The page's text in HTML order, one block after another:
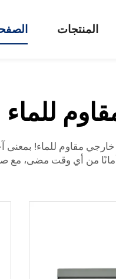
المنتجات
للماء
مقاوم للماء!